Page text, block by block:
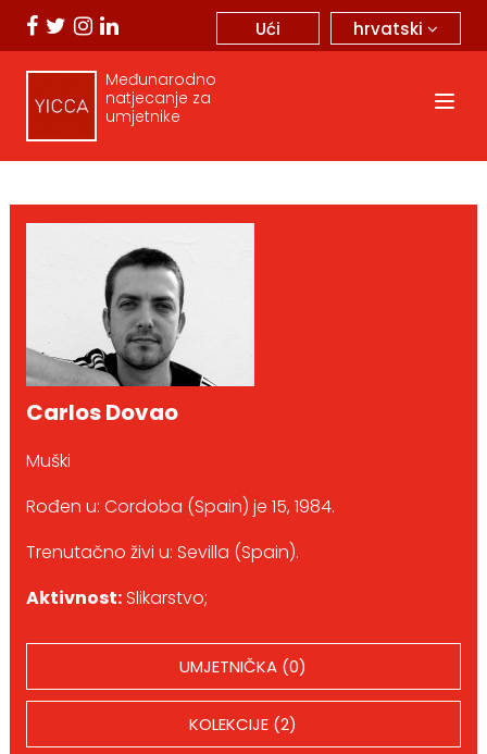
hrvatski
Ući
Međunarodno
natjecanje za
umjetnike
Carlos Dovao
Muški
Rođen u: Cordoba (Spain) je 15, 1984.
Trenutačno živi u: Sevilla (Spain).
Aktivnost:Slikarstvo;
UMJETNIČKA (0)
KOLEKCIJE (2)